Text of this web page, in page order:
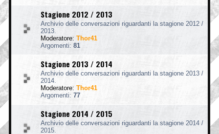
Stagione 2012 / 2013
Archivio delle conversazioni riguardanti la stagione 2012 /
2013.
Moderatore: Thor41
Argomenti: 81
Stagione 2013 / 2014
Archivio delle conversazioni riguardanti la stagione 2013 /
2014.
Moderatore: Thor41
Argomenti: 77
Stagione 2014 / 2015
Archivio delle conversazioni riguardanti la stagione 2014 /
2015.